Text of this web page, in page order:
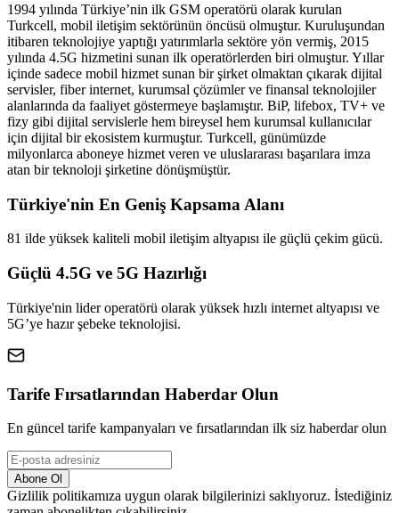
1994 yılında Türkiye’nin ilk GSM operatörü olarak kurulan
Turkcell, mobil iletişim sektörünün öncüsü olmuştur. Kuruluşundan
itibaren teknolojiye yaptığı yatırımlarla sektöre yön vermiş, 2015
yılında 4.5G hizmetini sunan ilk operatörlerden biri olmuştur. Yıllar
içinde sadece mobil hizmet sunan bir şirket olmaktan çıkarak dijital
servisler, fiber internet, kurumsal çözümler ve finansal teknolojiler
alanlarında da faaliyet göstermeye başlamıştır. BiP, lifebox, TV+ ve
fizy gibi dijital servislerle hem bireysel hem kurumsal kullanıcılar
için dijital bir ekosistem kurmuştur. Turkcell, günümüzde
milyonlarca aboneye hizmet veren ve uluslararası başarılara imza
atan bir teknoloji şirketine dönüşmüştür.
Türkiye'nin En Geniş Kapsama Alanı
81 ilde yüksek kaliteli mobil iletişim altyapısı ile güçlü çekim gücü.
Güçlü 4.5G ve 5G Hazırlığı
Türkiye'nin lider operatörü olarak yüksek hızlı internet altyapısı ve
5G’ye hazır şebeke teknolojisi.
Tarife Fırsatlarından Haberdar Olun
En güncel tarife kampanyaları ve fırsatlarından ilk siz haberdar olun
Abone Ol
Gizlilik politikamıza uygun olarak bilgilerinizi saklıyoruz. İstediğiniz